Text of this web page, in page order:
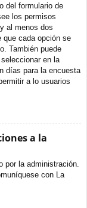
del formulario de
los permisos
al menos dos
que cada opción se
También puede
en la
días para la encuesta
a lo usuarios
a la
por la administración.
con La